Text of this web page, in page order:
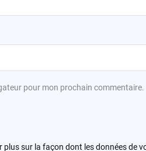
pour mon prochain commentaire.
plus sur la façon dont les données de